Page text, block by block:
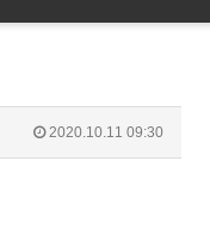
2020.10.11 09:30